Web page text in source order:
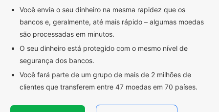
Você envia o seu dinheiro na mesma rapidez que os
bancos e, geralmente, até mais rápido – algumas moedas
são processadas em minutos.
O seu dinheiro está protegido com o mesmo nível de
segurança dos bancos.
Você fará parte de um grupo de mais de 2 milhões de
clientes que transferem entre 47 moedas em 70 países.